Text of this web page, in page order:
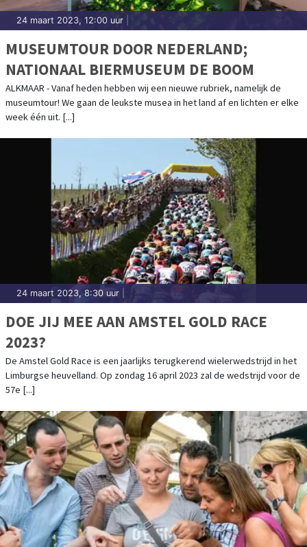
24 maart 2023, 12:00 uur
MUSEUMTOUR DOOR NEDERLAND;
NATIONAAL BIERMUSEUM DE BOOM
ALKMAAR - Vanaf heden hebben wij een nieuwe rubriek, namelijk de
museumtour! We gaan de leukste musea in het land af en lichten er elke
week één uit. [...]
24 maart 2023, 8:30 uur
DOE JIJ MEE AAN AMSTEL GOLD RACE
2023?
De Amstel Gold Race is een jaarlijks terugkerend wielerwedstrijd in het
Limburgse heuvelland. Op zondag 16 april 2023 zal de wedstrijd voor de
57e [...]